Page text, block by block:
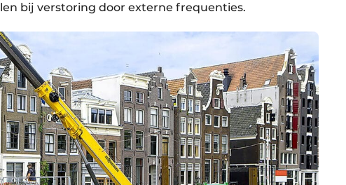
bij verstoring door externe frequenties.